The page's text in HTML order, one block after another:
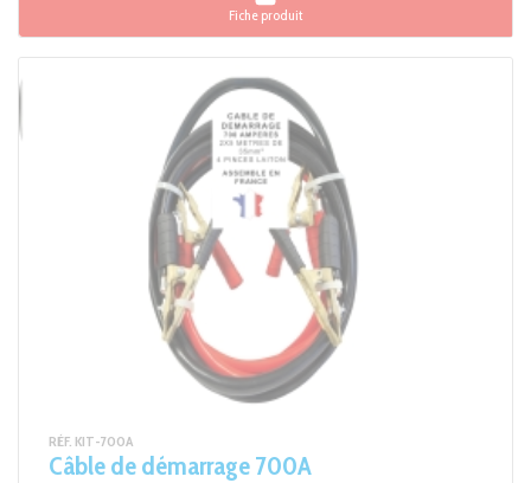
Fiche produit
RÉF. KIT-700A
Câble de démarrage 700A